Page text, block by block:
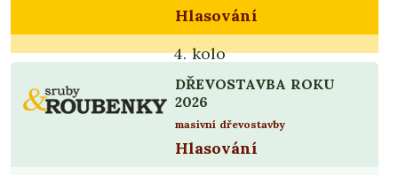
Hlasování
4. kolo
3. kolo
2. kolo
DŘEVOSTAVBA ROKU
2026
masivní dřevostavby
Hlasování